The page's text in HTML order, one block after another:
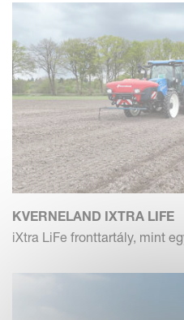
KVERNELAND IXTRA LIFE
iXtra LiFe fronttartály, mint